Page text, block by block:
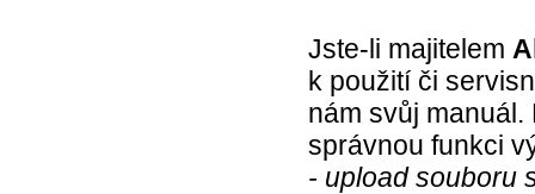
Jste-li majitelem
k použití či
nám svůj
správnou funkci
- upload souboru